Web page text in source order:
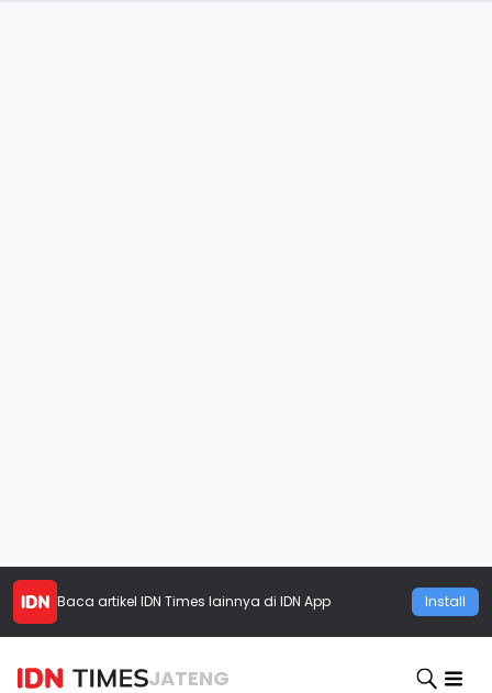
Baca artikel IDN Times lainnya di IDN App Install
JATENG